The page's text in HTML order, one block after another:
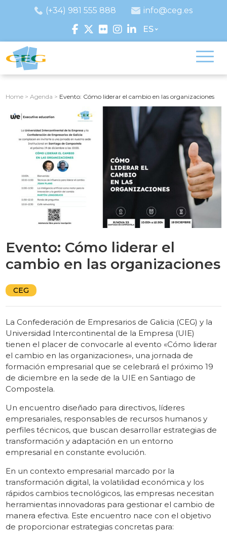
(+34) 981 555 888
info@ceg.es
ES
Home >Agenda > Evento: Cómo liderar el cambio en las organizaciones
Evento: Cómo liderar el
cambio en las organizaciones
CEG
La Confederación de Empresarios de Galicia (CEG) y la
Universidad Intercontinental de la Empresa (UIE)
tienen el placer de convocarle al evento «Cómo liderar
el cambio en las organizaciones», una jornada de
formación empresarial que se celebrará el próximo 19
de diciembre en la sede de la UIE en Santiago de
Compostela.
Un encuentro diseñado para directivos, líderes
empresariales, responsables de recursos humanos y
perfiles técnicos, que buscan desarrollar estrategias de
transformación y adaptación en un entorno
empresarial en constante evolución.
En un contexto empresarial marcado por la
transformación digital, la volatilidad económica y los
rápidos cambios tecnológicos, las empresas necesitan
herramientas innovadoras para gestionar el cambio de
manera efectiva. Este encuentro nace con el objetivo
de proporcionar estrategias concretas para: